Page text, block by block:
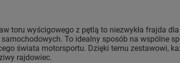
toru wyścigowego z pętlą to niezwykła frajda
To idealny sposób na wspólne
świata motorsportu. Dzięki temu zestawowi,
rajdowiec.